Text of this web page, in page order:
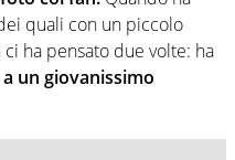
quali con un piccolo
ha pensato due volte: ha
un giovanissimo